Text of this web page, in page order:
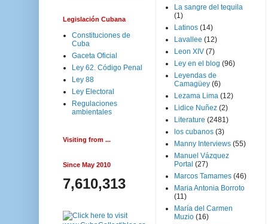
Legislación Cubana
Constituciones de
Cuba
Gaceta Oficial
Ley 62. Código Penal
Ley 88
Ley Electoral
Regulaciones
ambientales
Visiting from ...
Since May 2010
7,610,313
La sangre del tequila
(1)
Latinos (14)
Lavallee (12)
Leon XIV (7)
Ley en el blog (96)
Leyendas de
Camagüey (6)
Lezama Lima (12)
Lidice Nuñez (2)
Literature (2481)
los cubanos (3)
Manny Interviews (55)
Manuel Vázquez
Portal (27)
Marcos Tamames (46)
Maria Antonia Borroto
(11)
María del Carmen
Muzio (16)